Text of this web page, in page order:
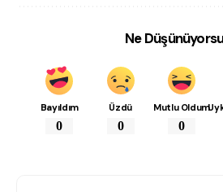
Ne
Bayıldım
0
Üzdü
0
Mutlu Oldum
0